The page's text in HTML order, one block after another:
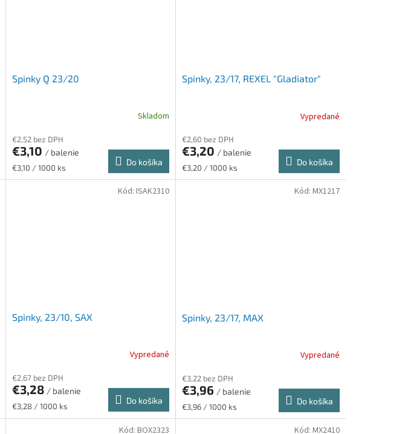
Spinky Q 23/20
Skladom
€2,52 bez DPH
€3,10 / balenie
Jednotková
cena:
€3,10 / 1000 ks
Do košíka
Spinky, 23/17, REXEL "Gladiator"
Vypredané
€2,60 bez DPH
€3,20 / balenie
Jednotková
cena:
€3,20 / 1000 ks
Do košíka
Spinky, 23/10, SAX
Vypredané
€2,67 bez DPH
€3,28 / balenie
Jednotková
€3,28 / 1000 ks
Do košíka
Kód: ISAK2310
Spinky, 23/17, MAX
Vypredané
€3,22 bez DPH
€3,96 / balenie
Jednotková
cena:
€3,96 / 1000 ks
Do košíka
Kód: MX1217
Kód: BOX2323 Kód: MX2410